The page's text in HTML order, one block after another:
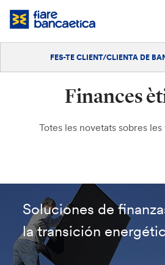
Salta
Iniciar sessió
Fes-te'n client/clienta
FES-TE CLIENT/CLIENTA DE
Finances
Totes les novetats sobres
Soluciones de
la transición